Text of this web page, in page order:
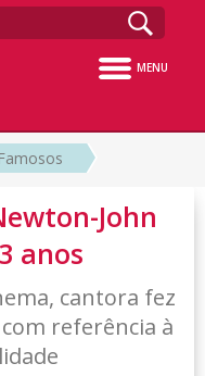
MENU
John
anos
cantora fez
referência à